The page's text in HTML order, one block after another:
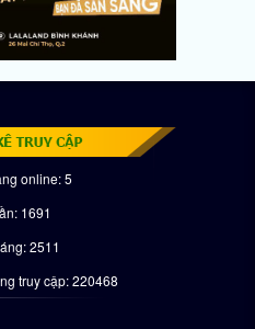
online:5
1691
2511
truy cập:220468